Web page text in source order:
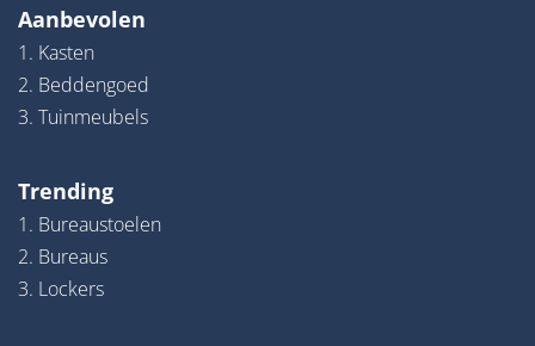
Aanbevolen
1. Kasten
2. Beddengoed
3. Tuinmeubels
Trending
1. Bureaustoelen
2. Bureaus
3. Lockers